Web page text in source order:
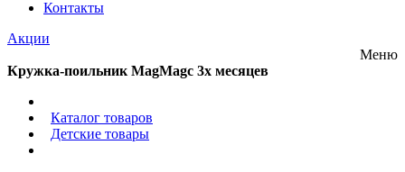
Контакты
Акции
Меню
Кружка-поильник MagMagс 3х месяцев
Каталог товаров
Детские товары